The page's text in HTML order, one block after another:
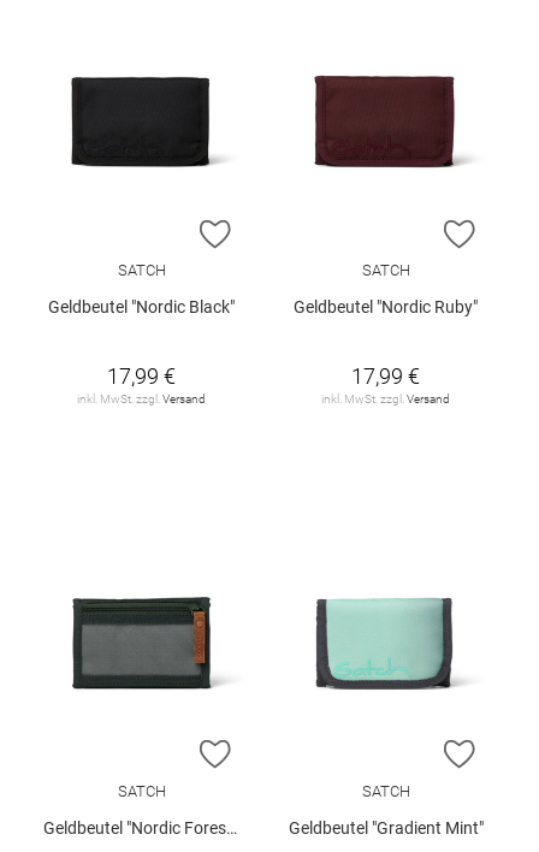
ZUR WUNSCHLISTE HINZUFÜGEN
SATCH
Geldbeutel "Nordic Black"
17,99 €
inkl. MwSt. zzgl. Versand
ZUR
SATCH
Geldbeutel "Nordic Ruby"
17,99 €
inkl. MwSt. zzgl. Versand
ZUR WUNSCHLISTE HINZUFÜGEN
SATCH
Geldbeutel "Nordic Forest Green"
ZUR
SATCH
Geldbeutel "Gradient Mint"